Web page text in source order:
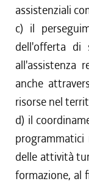
assistenziali
c) il
dell'offerta di
all'assistenza
anche
risorse nel
d) il
delle attività
formazione, al